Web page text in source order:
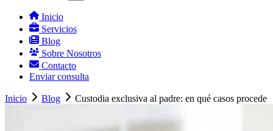
Inicio
Servicios
Blog
Sobre Nosotros
Contacto
Enviar consulta
Inicio Blog Custodia exclusiva al padre: en qué casos procede